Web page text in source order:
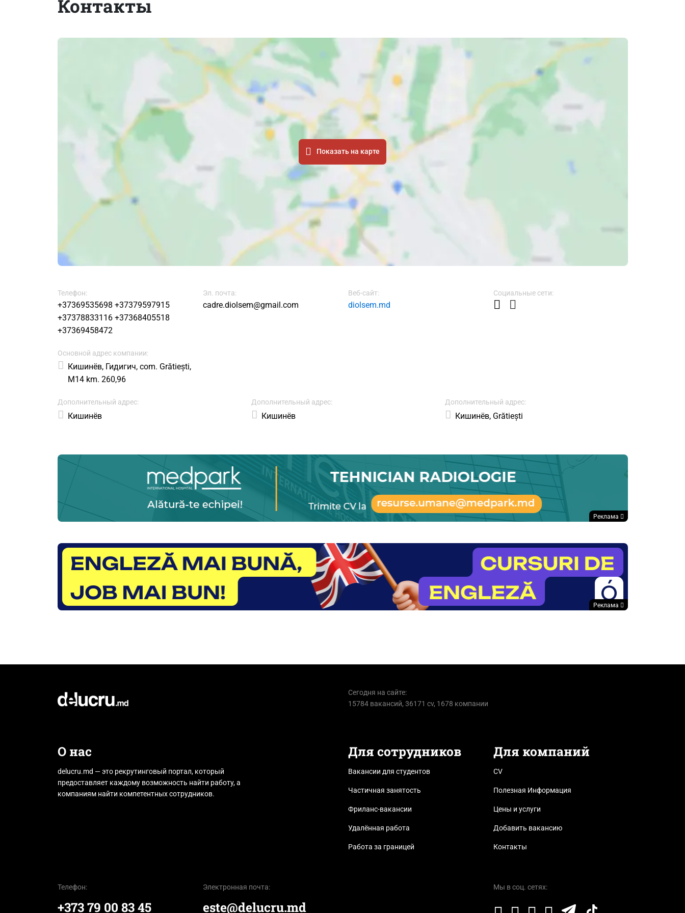
Контакты
Показать на карте
Телефон:
+37369535698 +37379597915
+37378833116 +37368405518
+37369458472
Эл. почта:
cadre.diolsem@gmail.com
Веб-сайт:
diolsem.md
Социальные сети:
Основной адрес компании:
Кишинёв, Гидигич, com. Grătiești,
M14 km. 260,96
Дополнительный адрес:
Кишинёв
Дополнительный адрес:
Кишинёв
Дополнительный адрес:
Кишинёв, Grătiești
Реклама
Реклама
Сегодня на сайте:
15784 вакансий, 36171 cv, 1678 компании
О нас
delucru.md — это рекрутинговый портал, который
предоставляет каждому возможность найти работу, а
компаниям найти компетентных сотрудников.
Для сотрудников
Вакансии для студентов
Частичная занятость
Фриланс-вакансии
Удалённая работа
Работа за границей
Для компаний
CV
Полезная Информация
Цены и услуги
Добавить вакансию
Контакты
Телефон:
+373 79 00 83 45
Электронная почта:
este@delucru.md
Мы в соц. сетях: